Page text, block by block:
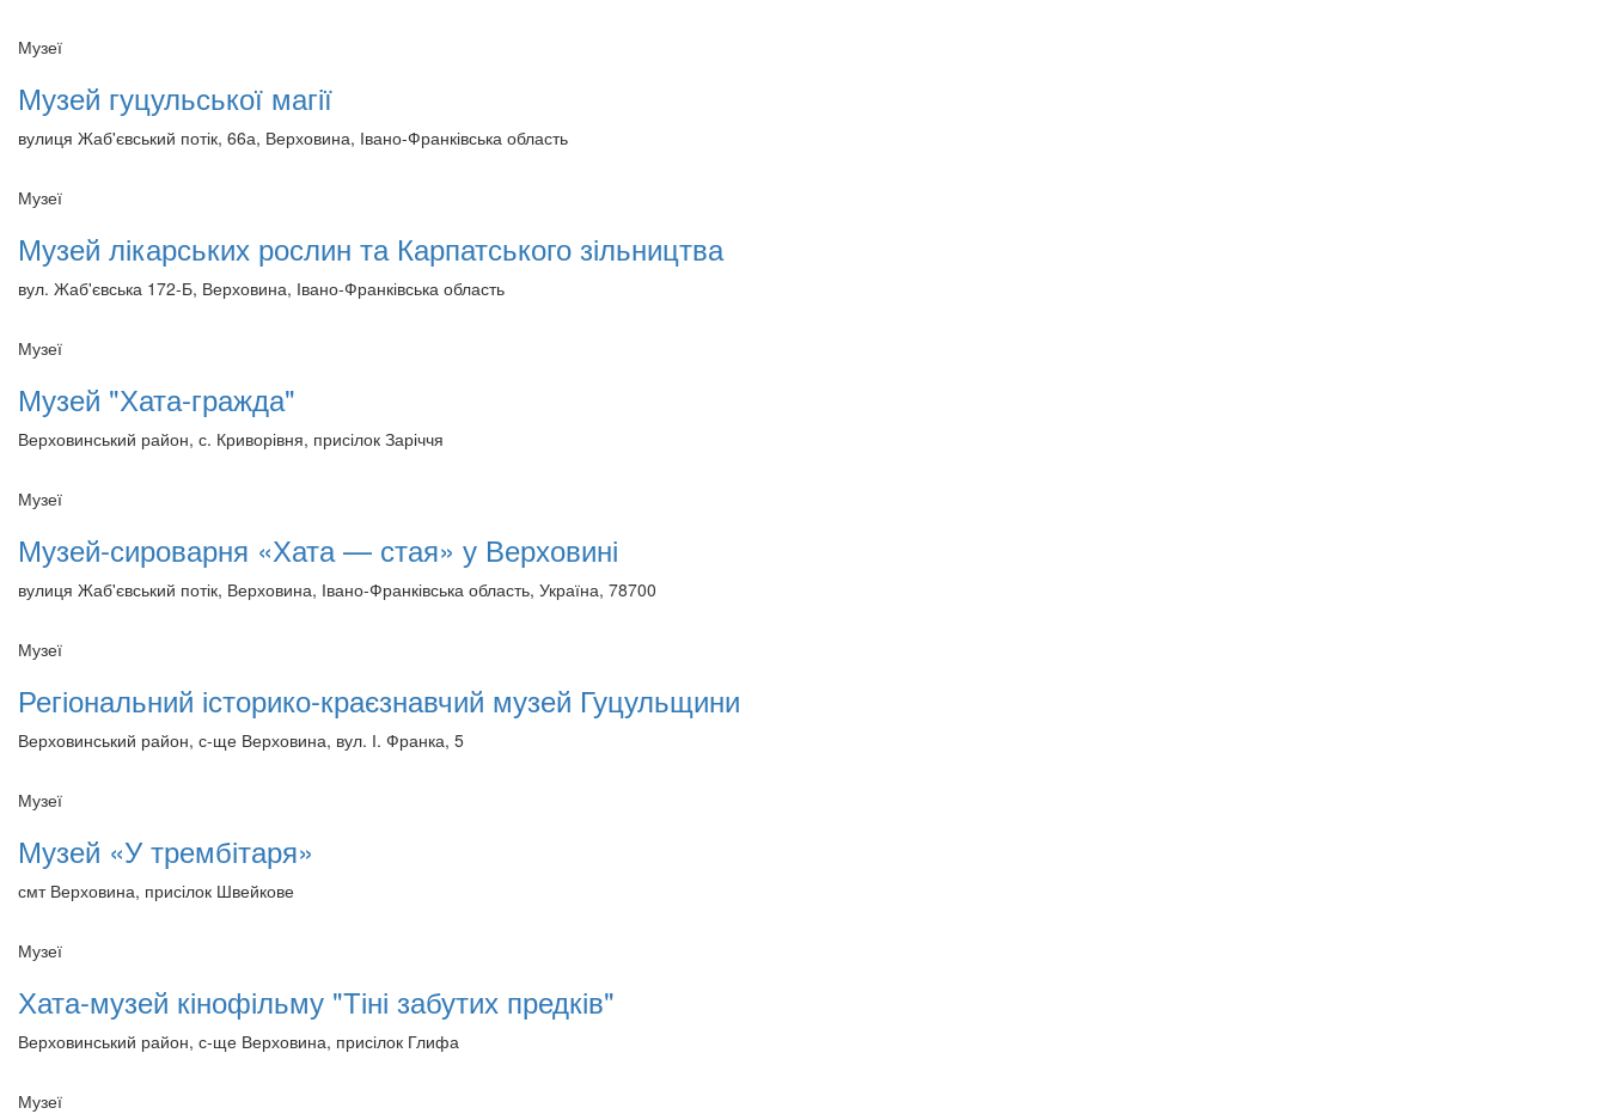
Музеї
Музей гуцульської магії
вулиця Жаб'євський потік, 66а, Верховина, Івано-Франківська область
Музеї
Музей лікарських рослин та Карпатського зільництва
вул. Жаб'євська 172-Б, Верховина, Івано-Франківська область
Музеї
Музей "Хата-гражда"
Верховинський район, с. Криворівня, присілок Заріччя
Музеї
Музей-сироварня «Хата — стая» у Верховині
вулиця Жаб'євський потік, Верховина, Івано-Франківська область, Україна, 78700
Музеї
Регіональний історико-краєзнавчий музей Гуцульщини
Верховинський район, с-ще Верховина, вул. І. Франка, 5
Музеї
Музей «У трембітаря»
смт Верховина, присілок Швейкове
Музеї
Хата-музей кінофільму "Тіні забутих предків"
Верховинський район, с-ще Верховина, присілок Глифа
Музеї